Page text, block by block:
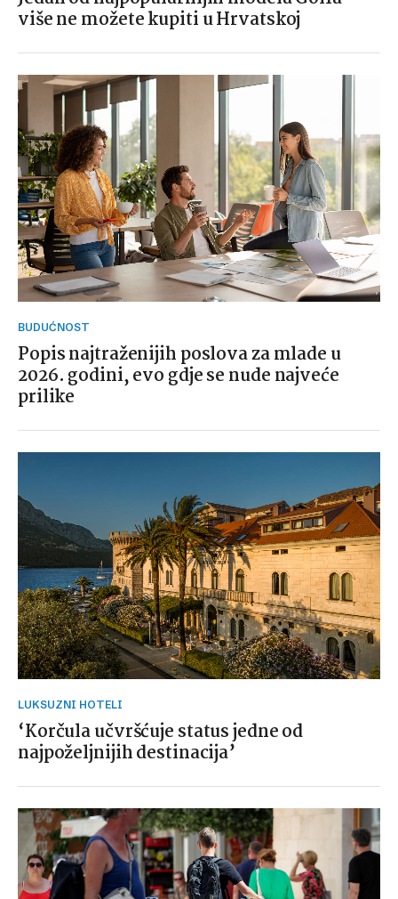
više ne možete kupiti u Hrvatskoj
BUDUĆNOST
Popis najtraženijih poslova za mlade u
2026. godini, evo gdje se nude najveće
prilike
LUKSUZNI HOTELI
‘Korčula učvršćuje status jedne od
najpoželjnijih destinacija’